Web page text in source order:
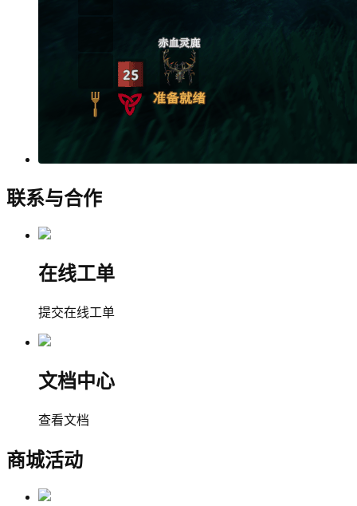
联系与合作
在线工单
提交在线工单
文档中心
查看文档
商城活动